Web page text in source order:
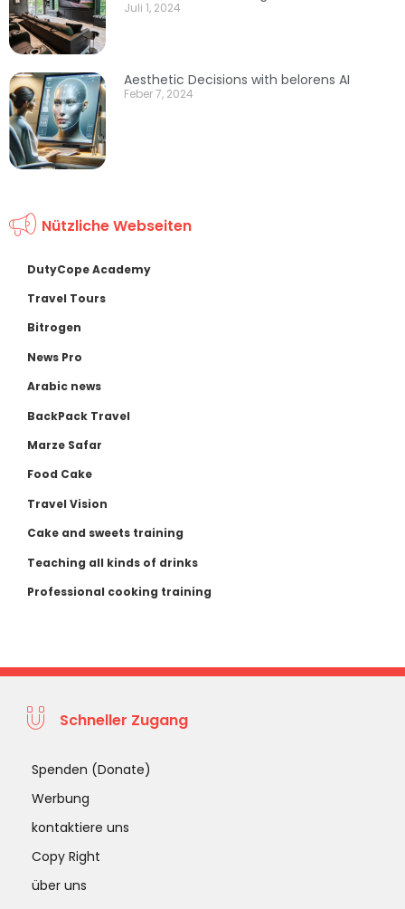
Juli 1, 2024
Aesthetic Decisions with belorens AI
Feber 7, 2024
Nützliche Webseiten
DutyCope Academy
Travel Tours
Bitrogen
News Pro
Arabic news
BackPack Travel
Marze Safar
Food Cake
Travel Vision
Cake and sweets training
Teaching all kinds of drinks
Professional cooking training
Schneller Zugang
Spenden (Donate)
Werbung
kontaktiere uns
Copy Right
über uns